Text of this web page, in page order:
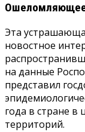
Эта
новостное
на данные
представил
года в стране в
территорий.